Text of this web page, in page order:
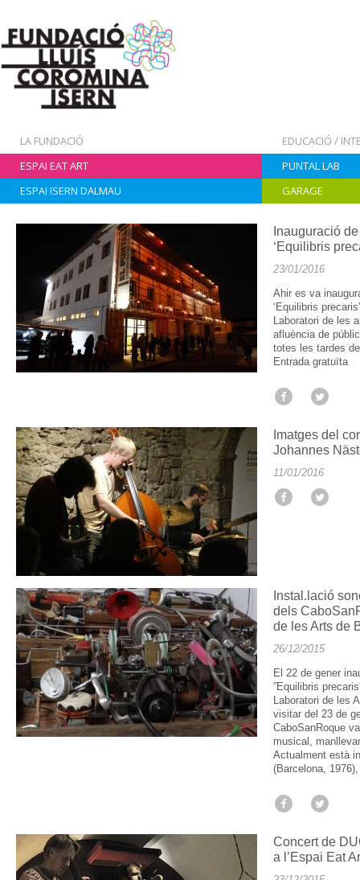
LA FUNDACIÓ
EDUCACIÓ /
ESPAI EAT ART
PUNTAL LAB
ESPAI ISERN DALMAU
GARAGE
Inauguració
‘Equilibris
23/01/2016
Ahir es va
‘Equilibris
Laboratori de les
afluència de
totes les tardes
Entrada gratuïta
Imatges del
Johannes
11/01/2016
Instal.lació
dels
de les Arts de
26/12/2015
El 22 de gener
”Equilibris
Laboratori de les
visitar del 23 de
CaboSanRoque
musical,
Actualment està
(Barcelona,
Concert de
a l’Espai Eat